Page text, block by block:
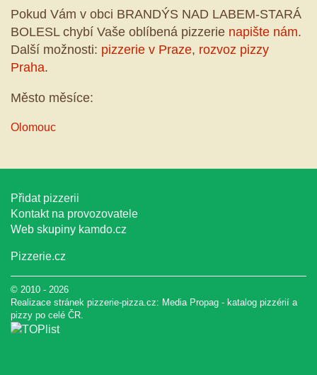
Pokud Vám v obci BRANDÝS NAD LABEM-STARÁ
BOLESL chybí Vaše oblíbená pizzerie napište nám.
Další možnosti: pizzerie v Praze, rozvoz pizzy
Praha.
Město měsíce:
Olomouc
Přidat pizzerii
Kontakt na provozovatele
Web skupiny kamdo.cz
Pizzerie.cz
© 2010 - 2026
Realizace stránek pizzerie-pizza.cz: Media Propag - katalog pizzérií a
pizzy po celé ČR.